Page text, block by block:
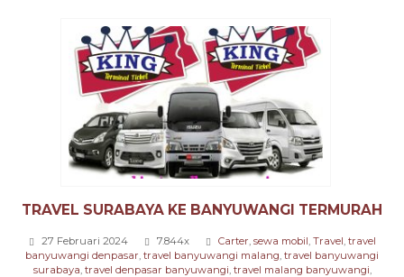
TRAVEL SURABAYA KE BANYUWANGI TERMURAH
27 Februari 2024 7.844x Carter, sewa mobil, Travel, travel
banyuwangi denpasar, travel banyuwangi malang, travel banyuwangi
surabaya, travel denpasar banyuwangi, travel malang banyuwangi,